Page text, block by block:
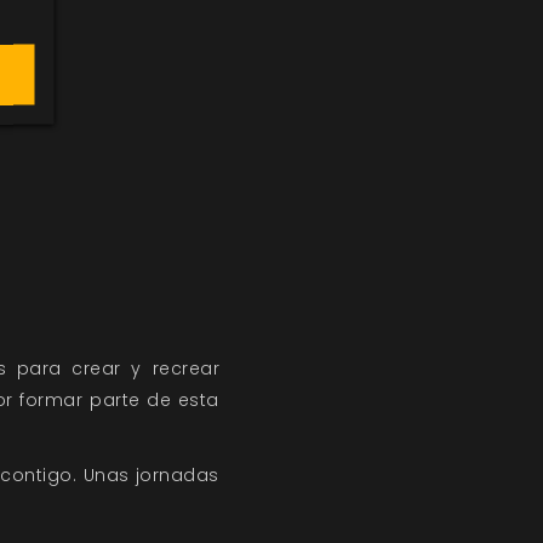
para crear y recrear
formar parte de esta
Unas jornadas